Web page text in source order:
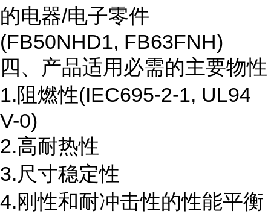
的电器/电子零件
(FB50NHD1, FB63FNH)
四、产品适用必需的主要物性
1.阻燃性(IEC695-2-1, UL94
V-0)
2.高耐热性
3.尺寸稳定性
4.刚性和耐冲击性的性能平衡